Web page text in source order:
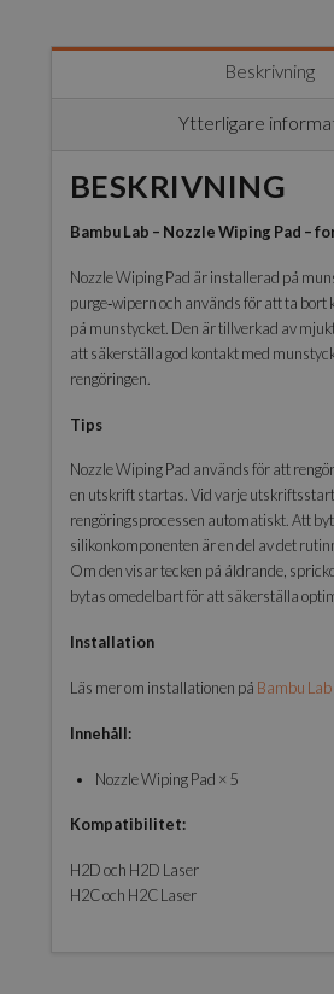
Beskrivning
Ytterligare
BESKRIVNING
Bambu Lab – Nozzle Wiping Pad –
Nozzle Wiping Pad är installerad på
purge‑wipern och används för att ta
på munstycket. Den är tillverkad av
att säkerställa god kontakt med
rengöringen.
Tips
Nozzle Wiping Pad används för att
en utskrift startas. Vid varje
rengöringsprocessen automatiskt. Att
silikonkomponenten är en del av det
Om den visar tecken på åldrande,
bytas omedelbart för att säkerställa
Installation
Läs mer om installationen på Bambu Lab
Innehåll:
Nozzle Wiping Pad × 5
Kompatibilitet:
H2D och H2D Laser
H2C och H2C Laser